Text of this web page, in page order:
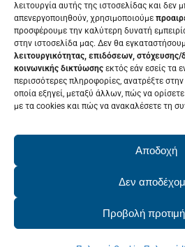
λειτουργία αυτής της ιστοσελίδας και δεν
απενεργοποιηθούν, χρησιμοποιούμε
προσφέρουμε την καλύτερη δυνατή
στην ιστοσελίδα μας. Δεν θα
λειτουργικότητας, επιδόσεων,
κοινωνικής δικτύωσης εκτός εάν εσείς τα
περισσότερες πληροφορίες, ανατρέξτε
οποία εξηγεί, μεταξύ άλλων, πώς να
με τα cookies και πώς να ανακαλέσετε τη
Αποδοχή
Δεν
Προβολή
ΤΑ ΝΈΑ ΜΑΣ
ΕΠΙΚΟΙΝΩΝΊΑ
ΕΚΔΗΛΩΣΕΙΣ
2026
© Copyright 2022 -